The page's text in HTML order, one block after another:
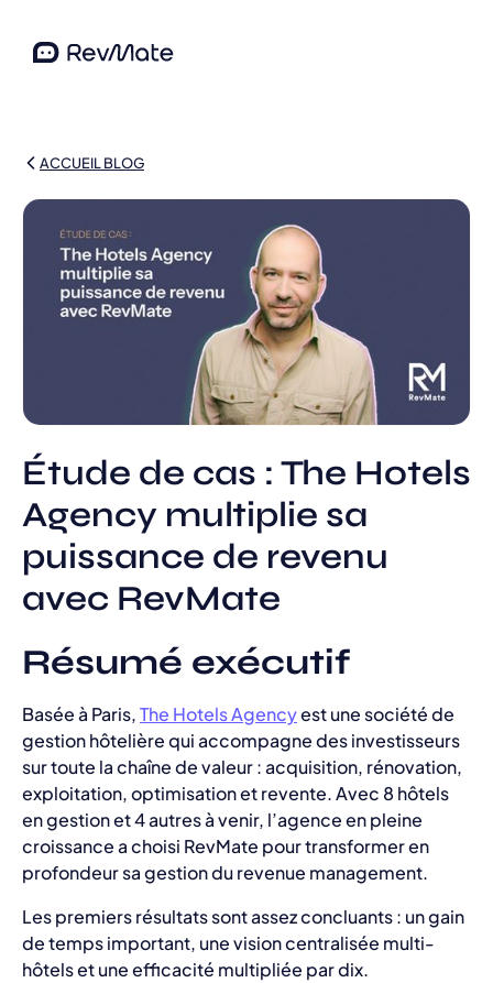
ACCUEIL BLOG
Étude de cas : The Hotels
Agency multiplie sa
puissance de revenu
avec RevMate
Résumé exécutif
Basée à Paris,The Hotels Agencyest une société de
gestion hôtelière qui accompagne des investisseurs
sur toute la chaîne de valeur : acquisition, rénovation,
exploitation, optimisation et revente. Avec 8 hôtels
en gestion et 4 autres à venir, l’agence en pleine
croissance a choisi RevMate pour transformer en
profondeur sa gestion du revenue management.
Les premiers résultats sont assez concluants : un gain
de temps important, une vision centralisée multi-
hôtels et une efficacité multipliée par dix.